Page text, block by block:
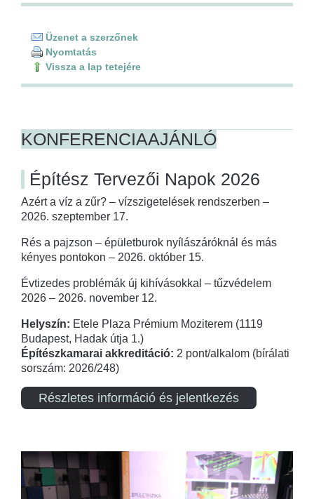
Üzenet a szerzőnek
Nyomtatás
Vissza a lap tetejére
KONFERENCIAAJÁNLÓ
Építész Tervezői Napok 2026
Azért a víz a zűr? – vízszigetelések rendszerben –
2026. szeptember 17.
Rés a pajzson – épületburok nyílászáróknál és más
kényes pontokon – 2026. október 15.
Évtizedes problémák új kihívásokkal – tűzvédelem
2026 – 2026. november 12.
Helyszín: Etele Plaza Prémium Moziterem (1119
Budapest, Hadak útja 1.)
Építészkamarai akkreditáció: 2 pont/alkalom (bírálati
sorszám: 2026/248)
Részletes információ és jelentkezés